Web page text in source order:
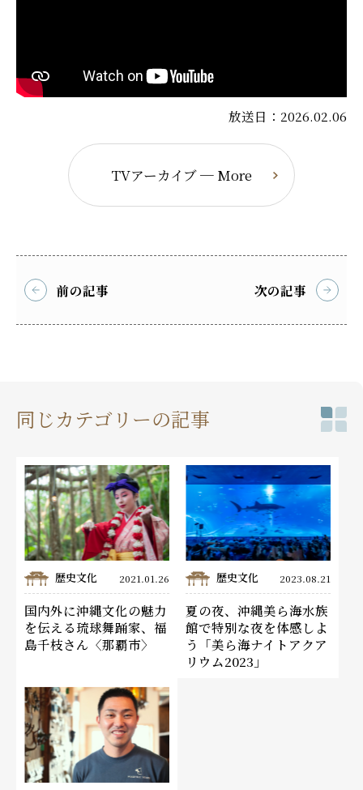
放送日：2026.02.06
TVアーカイブ ─ More
前の記事 次の記事
同じカテゴリーの記事
歴史文化 2021.01.26
国内外に沖縄文化の魅力
を伝える琉球舞踊家、福
島千枝さん〈那覇市〉
歴史文化 2023.08.21
夏の夜、沖縄美ら海水族
館で特別な夜を体感しよ
う「美ら海ナイトアクア
リウム2023」